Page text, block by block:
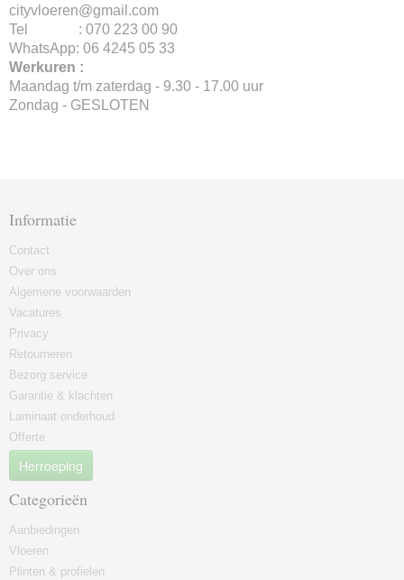
cityvloeren@gmail.com
Tel : 070 223 00 90
WhatsApp: 06 4245 05 33
Werkuren :
Maandag t/m zaterdag - 9.30 - 17.00 uur
Zondag - GESLOTEN
Informatie
Contact
Over ons
Algemene voorwaarden
Vacatures
Privacy
Retourneren
Bezorg service
Garantie & klachten
Laminaat onderhoud
Offerte
Herroeping
Categorieën
Aanbiedingen
Vloeren
Plinten & profielen